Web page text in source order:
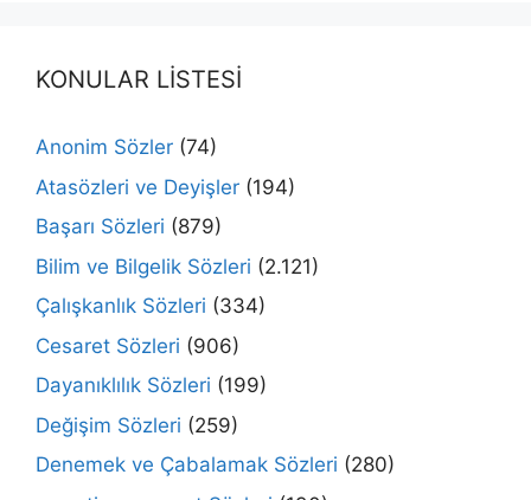
KONULAR LİSTESİ
Anonim Sözler (74)
Atasözleri ve Deyişler (194)
Başarı Sözleri (879)
Bilim ve Bilgelik Sözleri (2.121)
Çalışkanlık Sözleri (334)
Cesaret Sözleri (906)
Dayanıklılık Sözleri (199)
Değişim Sözleri (259)
Denemek ve Çabalamak Sözleri (280)